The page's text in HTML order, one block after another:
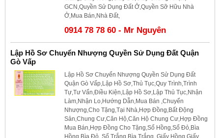
GCN,Quyền Sử Dụng Đất Ở,Quyền Sỡ Hữu Nhà
Ở,Mua Bán,Nhà Đất,
0914 78 78 60 - Mr Nguyên
Lập Hồ Sơ Chuyển Nhượng Quyền Sử Dụng Đất Quận
Gò Vấp
Lập Hồ Sơ Chuyển Nhượng Quyền Sử Dụng Đất
Quận Gò Vấp,Lập Hồ Sơ,Thủ Tục,Quy Trình,Trình
Tự,Tư Vấn,Điều Kiện,Lập Hồ Sơ,Lập Thủ Tục,Nhận
Làm,Nhận Lo,Hướng Dẫn,Mua Bán ,Chuyển
Nhượng,Cho Tặng,Tại Nhà,Hợp Đồng,Bất Động
Sản,Chung Cư,Căn Hộ,Căn Hộ Chung Cư,Hợp Đồng
Mua Bán,Hợp Đồng Cho Tặng,Sổ Hồng,Sổ Đỏ,Bìa
Hồng,Bìa Đỏ, Sổ Trắng,Bìa Trắng, Giấy Hồng,Giấy